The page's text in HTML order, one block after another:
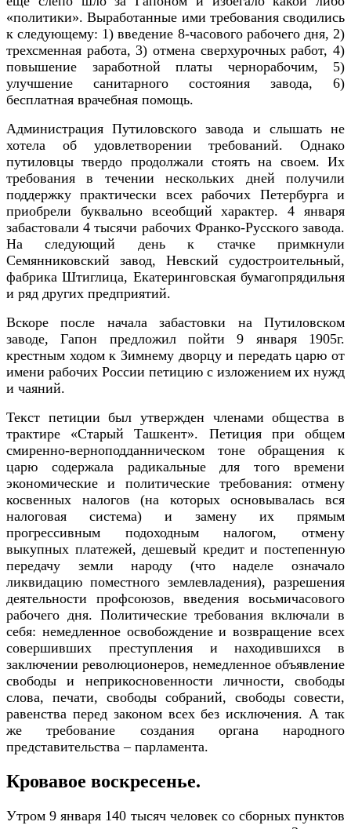
«политики». Выработанные ими требования сводились
к следующему: 1) введение 8-часового рабочего дня, 2)
трехсменная работа, 3) отмена сверхурочных работ, 4)
повышение заработной платы чернорабочим, 5)
улучшение санитарного состояния завода, 6)
бесплатная врачебная помощь.
Администрация Путиловского завода и слышать не
хотела об удовлетворении требований. Однако
путиловцы твердо продолжали стоять на своем. Их
требования в течении нескольких дней получили
поддержку практически всех рабочих Петербурга и
приобрели буквально всеобщий характер. 4 января
забастовали 4 тысячи рабочих Франко-Русского завода.
На следующий день к стачке примкнули
Семянниковский завод, Невский судостроительный,
фабрика Штиглица, Екатеринговская бумагопрядильня
и ряд других предприятий.
Вскоре после начала забастовки на Путиловском
заводе, Гапон предложил пойти 9 января 1905г.
крестным ходом к Зимнему дворцу и передать царю от
имени рабочих России петицию с изложением их нужд
и чаяний.
Текст петиции был утвержден членами общества в
трактире «Старый Ташкент». Петиция при общем
смиренно-верноподданническом тоне обращения к
царю содержала радикальные для того времени
экономические и политические требования: отмену
косвенных налогов (на которых основывалась вся
налоговая система) и замену их прямым
прогрессивным подоходным налогом, отмену
выкупных платежей, дешевый кредит и постепенную
передачу земли народу (что наделе означало
ликвидацию поместного землевладения), разрешения
деятельности профсоюзов, введения восьмичасового
рабочего дня. Политические требования включали в
себя: немедленное освобождение и возвращение всех
совершивших преступления и находившихся в
заключении революционеров, немедленное объявление
свободы и неприкосновенности личности, свободы
слова, печати, свободы собраний, свободы совести,
равенства перед законом всех без исключения. А так
же требование создания органа народного
представительства – парламента.
Кровавое воскресенье.
Утром 9 января 140 тысяч человек со сборных пунктов